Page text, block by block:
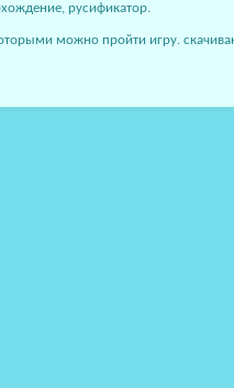
русификатор.
можно пройти игру.